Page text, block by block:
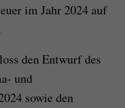
im Jahr 2024 auf
den Entwurf des
und
sowie den